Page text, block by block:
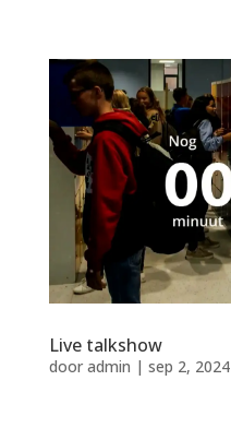
Live talkshow
door admin | sep 2, 2024